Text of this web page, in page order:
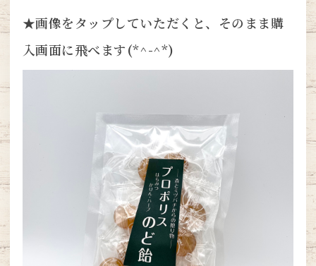
★画像をタップしていただくと、そのまま購
入画面に飛べます(*^-^*)